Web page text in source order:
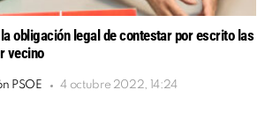
obligación legal de contestar por escrito las
vecino
PSOE 4 octubre 2022, 14:24